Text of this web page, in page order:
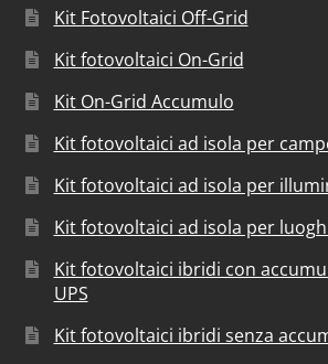
Kit Fotovoltaici Off-Grid
Kit fotovoltaici On-Grid
Kit On-Grid Accumulo
Kit fotovoltaici ad isola per
Kit fotovoltaici ad isola per
Kit fotovoltaici ad isola per
Kit fotovoltaici ibridi con
UPS
Kit fotovoltaici ibridi senza